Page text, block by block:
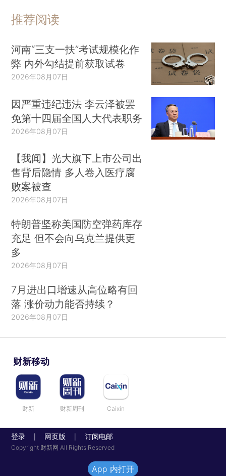
推荐阅读
河南“三支一扶”考试规模化作
弊 内外勾结提前获取试卷
2026年08月07日
因严重违纪违法 李云泽被罢
免第十四届全国人大代表职务
2026年08月07日
【我闻】光大旗下上市公司出
售背后隐情 多人卷入医疗腐
败案被查
2026年08月07日
特朗普坚称美国防空弹药库存
充足 但不会向乌克兰提供更
多
2026年08月07日
7月进出口增速从高位略有回
落 涨价动力能否持续？
2026年08月07日
财新移动
财新 财新周刊 Caixin
登录 网页版 订阅电邮
Copyright 财新网 All Rights Reserved
App 内打开